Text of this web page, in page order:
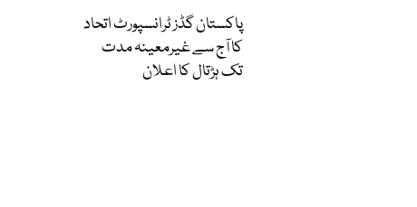
پاکستان گڈز ٹرانسپورٹ اتحاد
کا آج سے غیرمعینہ مدت
تک ہڑتال کا اعلان